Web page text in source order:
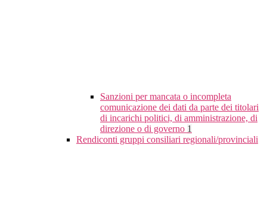
Sanzioni per mancata o incompleta
comunicazione dei dati da parte dei titolari
di incarichi politici, di amministrazione, di
direzione o di governo 1
Rendiconti gruppi consiliari regionali/provinciali